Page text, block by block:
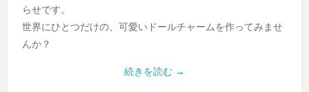
らせです。
世界にひとつだけの、可愛いドールチャームを作ってみませ
んか？
続きを読む →